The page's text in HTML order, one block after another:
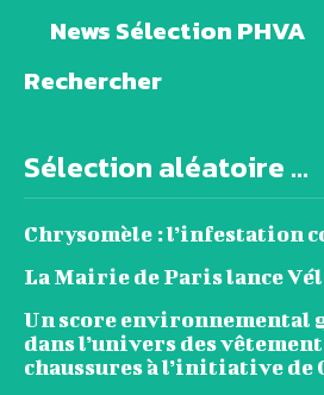
News Sélection PHVA
Rechercher
Sélection aléatoire ...
Chrysomèle : l’infestation
La Mairie de Paris lance
Un score environnemental
dans l’univers des
chaussures à l’initiative de